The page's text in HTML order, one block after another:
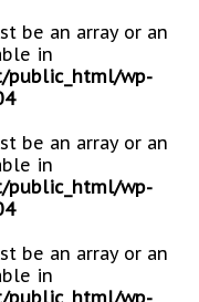
be an array or an
in
public_html/wp-
be an array or an
in
public_html/wp-
be an array or an
in
public_html/wp-